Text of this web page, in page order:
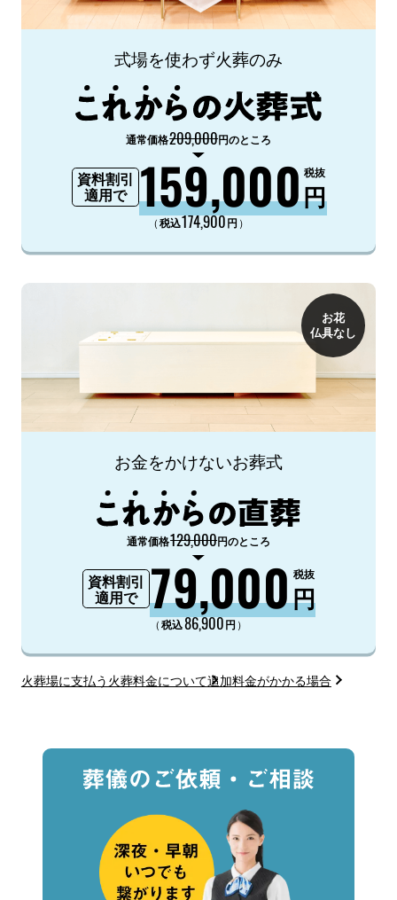
式場を使わず火葬のみ
通常価格209,000円のところ
資料割引
適用で
159,000円
税抜
（税込174,900円 ）
お花
仏具なし
お金をかけないお葬式
通常価格129,000円のところ
資料割引
適用で
79,000円
税抜
（税込86,900円 ）
火葬場に支払う火葬料金について追加料金がかかる場合